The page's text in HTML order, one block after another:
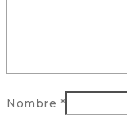
Nombre *